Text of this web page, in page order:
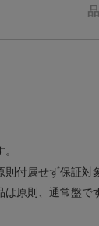
付属せず保証対
原則、通常盤で